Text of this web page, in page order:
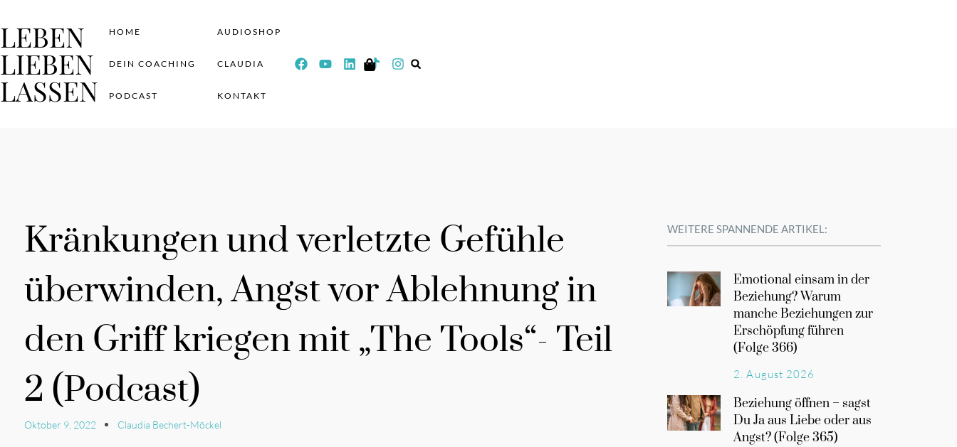
LEBEN
LIEBEN
LASSEN
HOME
DEIN COACHING
PODCAST
AUDIOSHOP
CLAUDIA
KONTAKT
Kränkungen und verletzte Gefühle
überwinden, Angst vor Ablehnung in
den Griff kriegen mit „The Tools“- Teil
2 (Podcast)
Oktober 9, 2022 Claudia Bechert-Möckel
WEITERE SPANNENDE ARTIKEL:
Emotional einsam in der
Beziehung? Warum
manche Beziehungen zur
Erschöpfung führen
(Folge 366)
2. August 2026
Beziehung öffnen – sagst
Du Ja aus Liebe oder aus
Angst? (Folge 365)